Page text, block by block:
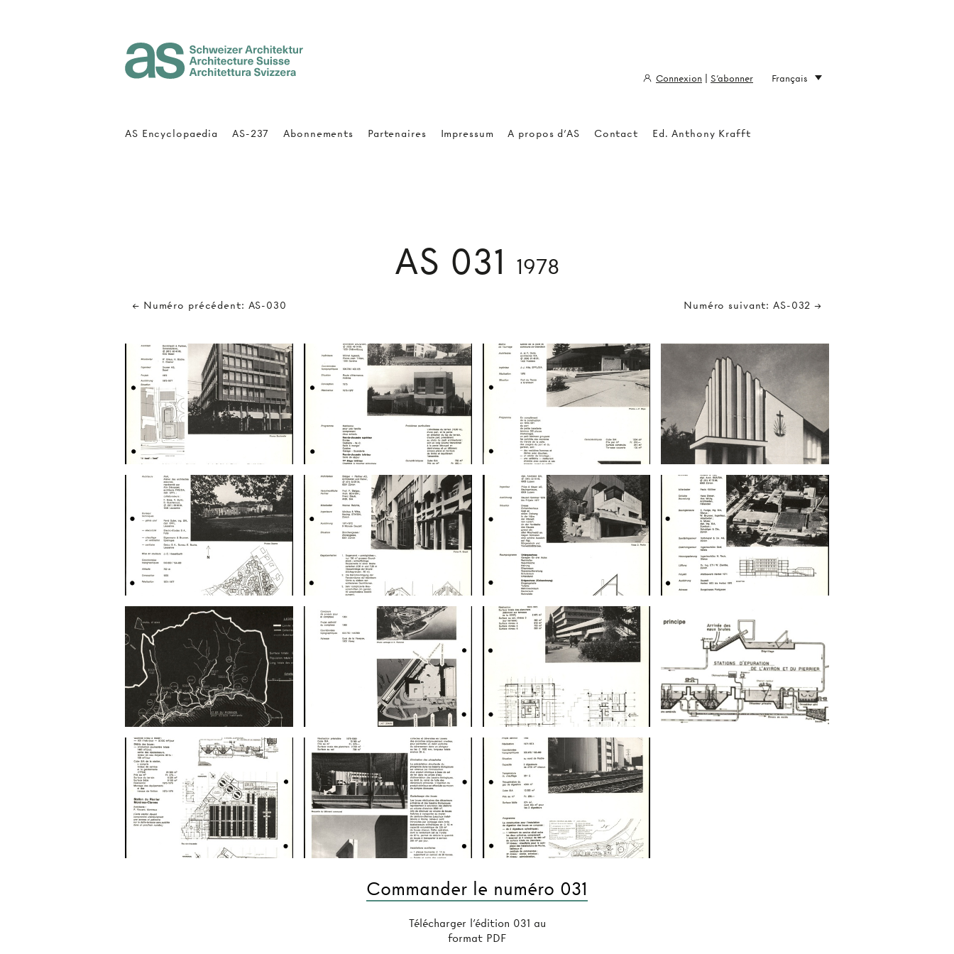
AS 031 1978
← Numéro précédent: AS-030 Numéro suivant: AS-032 →
Commander le numéro 031
Télécharger l'édition 031 au
format PDF
AS Encyclopaedia AS-237 Abonnements Partenaires Impressum A propos d'AS Contact Ed. Anthony Krafft
Connexion S'abonner Français